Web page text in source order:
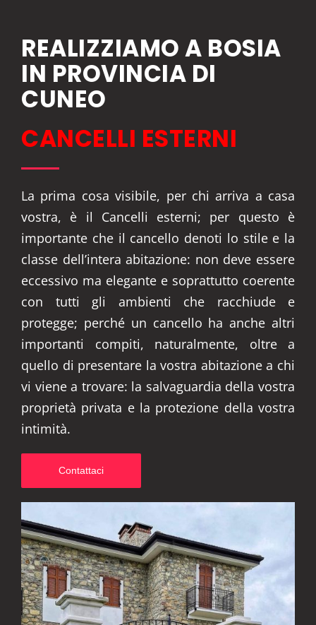
REALIZZIAMO A BOSIA
IN PROVINCIA DI
CUNEO
CANCELLI ESTERNI
La prima cosa visibile, per chi arriva a casa
vostra, è il Cancelli esterni; per questo è
importante che il cancello denoti lo stile e la
classe dell’intera abitazione: non deve essere
eccessivo ma elegante e soprattutto coerente
con tutti gli ambienti che racchiude e
protegge; perché un cancello ha anche altri
importanti compiti, naturalmente, oltre a
quello di presentare la vostra abitazione a chi
vi viene a trovare: la salvaguardia della vostra
proprietà privata e la protezione della vostra
intimità.
Contattaci